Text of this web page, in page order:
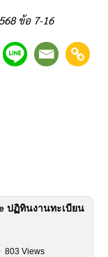
ข้อ 7-16
ปฏิทินงานทะเบียน
803 Views